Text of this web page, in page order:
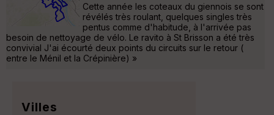
Cette année les coteaux du giennois se sont
révélés très roulant, quelques singles très
pentus comme d'habitude, à l'arrivée pas
besoin de nettoyage de vélo. Le ravito à St Brisson a été très
convivial J'ai écourté deux points du circuits sur le retour (
entre le Ménil et la Crépinière) »
Villes